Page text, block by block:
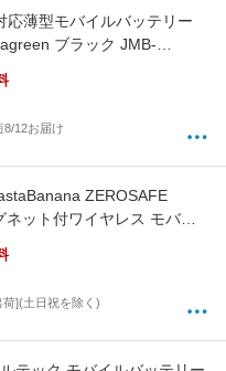
薄型モバイルバッテリー
ブラック JMB-
8/12お届け
ZEROSAFE
ット付ワイヤレス モバイ
C5V3A ゴールド
[1ポート]
](土日祝を除く)